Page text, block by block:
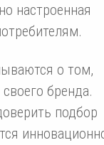
настроенная
о том,
бренда.
подбор